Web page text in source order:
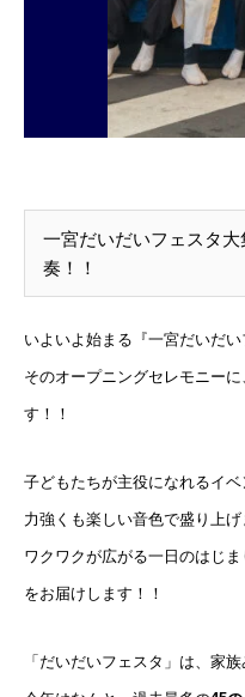
一宮だいだいフェスタ
奏！！
いよいよ始まる『一宮だいだい
そのオープニングセレモニー
す！！
子どもたちが主役になれるイ
力強くも楽しい音色で盛り上げ
ワクワクが広がる一日のはじ
をお届けします！！
「だいだいフェスタ」は、家